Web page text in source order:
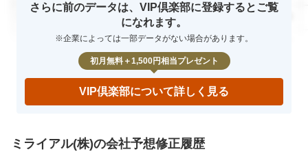
000 000
0000年0月期 000 000 0.0%
さらに前のデータは、VIP倶楽部に登録するとご覧
になれます。
※企業によっては一部データがない場合があります。
初月無料＋1,500円相当プレゼント
VIP倶楽部について詳しく見る
ミライアル(株)の会社予想修正履歴